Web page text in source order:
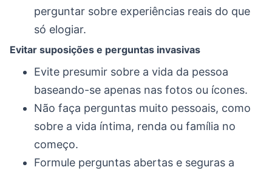
perguntar sobre experiências reais do que
só elogiar.
Evitar suposições e perguntas invasivas
Evite presumir sobre a vida da pessoa
baseando-se apenas nas fotos ou ícones.
Não faça perguntas muito pessoais, como
sobre a vida íntima, renda ou família no
começo.
Formule perguntas abertas e seguras a